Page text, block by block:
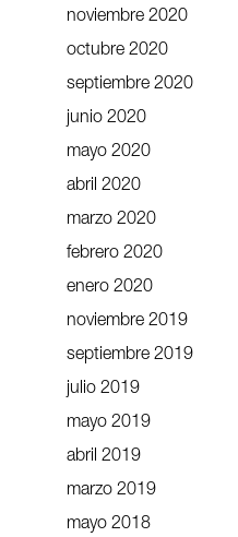
noviembre 2020
octubre 2020
septiembre 2020
junio 2020
mayo 2020
abril 2020
marzo 2020
febrero 2020
enero 2020
noviembre 2019
septiembre 2019
julio 2019
mayo 2019
abril 2019
marzo 2019
mayo 2018